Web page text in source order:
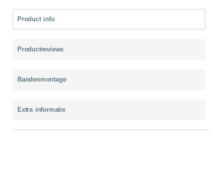
Product info
Productreviews
Bandenmontage
Extra informatie